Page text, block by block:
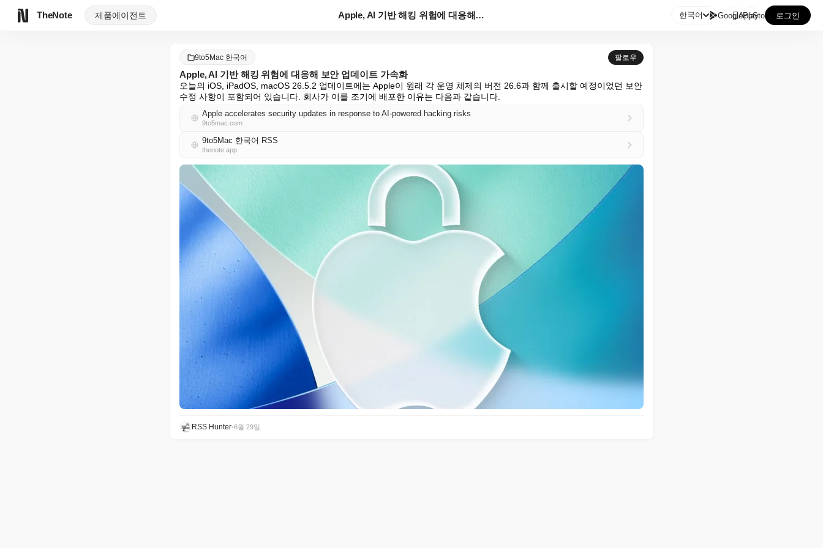
TheNote 제품에이전트 Apple, AI 기반 해킹 위험에 대응해 보안 업데이... 한국어 GooglePlay
AppStore 로그인
9to5Mac 한국어 팔로우
Apple, AI 기반 해킹 위험에 대응해 보안 업데이트 가속화
오늘의 iOS, iPadOS, macOS 26.5.2 업데이트에는 Apple이 원래 각 운영 체제의 버전 26.6과 함께 출시할 예정이었던 보안
수정 사항이 포함되어 있습니다. 회사가 이를 조기에 배포한 이유는 다음과 같습니다.
Apple accelerates security updates in response to AI-powered hacking risks
9to5mac.com
9to5Mac 한국어 RSS
thenote.app
RSS Hunter•6월 29일